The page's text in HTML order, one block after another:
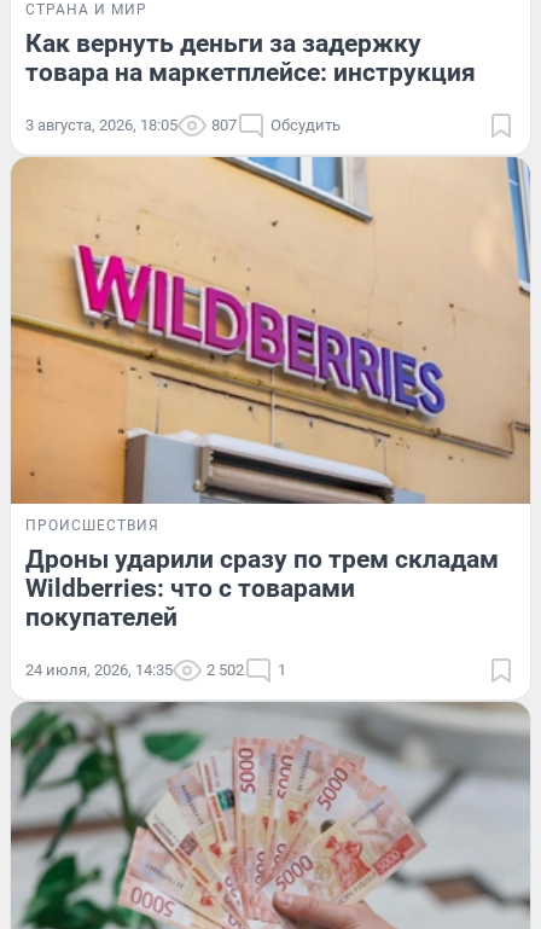
СТРАНА И МИР
Как вернуть деньги за задержку
товара на маркетплейсе: инструкция
3 августа, 2026, 18:05 807 Обсудить
ПРОИСШЕСТВИЯ
Дроны ударили сразу по трем складам
Wildberries: что с товарами
покупателей
24 июля, 2026, 14:35 2 502 1